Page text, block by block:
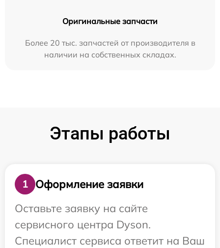
Оригинальные запчасти
Более 20 тыс. запчастей от производителя в
наличии на собственных складах.
Этапы работы
1
Оформление заявки
Оставьте заявку на сайте
сервисного центра Dyson.
Специалист сервиса ответит на Ваш